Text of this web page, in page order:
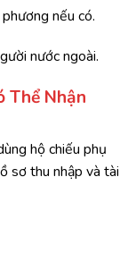
nếu có.
nước ngoài.
Thể Nhận
hộ chiếu phụ
sơ thu nhập và tài